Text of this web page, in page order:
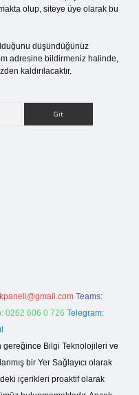
olup, siteye üye olarak bu
düşündüğünüz
adresine bildirmeniz halinde,
kaldırılacaktır.
Teams:
0262 606 0 726 Telegram:
gereğince Bilgi Teknolojileri ve
bir Yer Sağlayıcı olarak
içerikleri proaktif olarak